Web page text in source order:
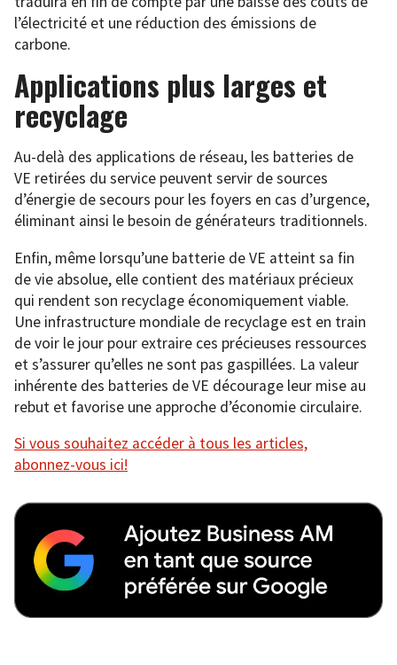
l’électricité et une réduction des émissions de
carbone.
Applications plus larges et
recyclage
Au-delà des applications de réseau, les batteries de
VE retirées du service peuvent servir de sources
d’énergie de secours pour les foyers en cas d’urgence,
éliminant ainsi le besoin de générateurs traditionnels.
Enfin, même lorsqu’une batterie de VE atteint sa fin
de vie absolue, elle contient des matériaux précieux
qui rendent son recyclage économiquement viable.
Une infrastructure mondiale de recyclage est en train
de voir le jour pour extraire ces précieuses ressources
et s’assurer qu’elles ne sont pas gaspillées. La valeur
inhérente des batteries de VE décourage leur mise au
rebut et favorise une approche d’économie circulaire.
Si vous souhaitez accéder à tous les articles,
abonnez-vous ici!